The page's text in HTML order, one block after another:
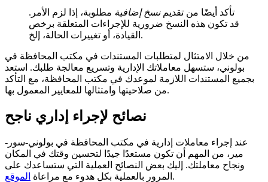
تأكد أيضًا من تقديمنسخ إضافية مطلوبة، إذا لزم الأمر.
قد تكون هذه النسخ ضرورية للإجراءات المتعلقة برخص
القيادة، أو تغييرات الحالة، إلخ.
من خلال الامتثال لمتطلبات المستندات في مكتب المحافظة في
بولوني، ستسهل معاملاتك الإدارية وتسريع معالجة طلبك. استعد
بجميع المستندات اللازمة لموعدك في مكتب المحافظة، مع التأكد
من صلاحيتها وامتثالها للمعايير المعمول بها.
نصائح لإجراء إداري ناجح
عند إجراء معاملات إدارية في مكتب المحافظة في بولوني-سور-
مير، من المهم أن تكون مستعدًا جيدًا لتحسين وقتك في المكان
ونجاح معاملتك. إليك بعض النصائح العملية التي ستساعدك على
المرور بالعملية بكل هدوء مع مراعاة الموقع .